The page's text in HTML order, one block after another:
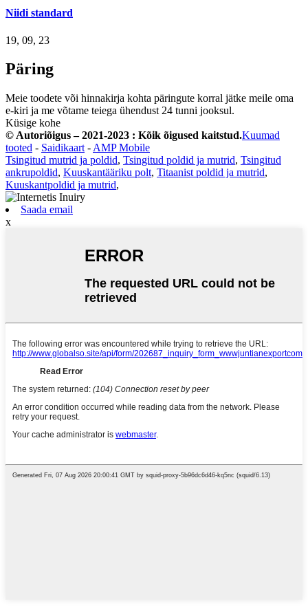
Niidi standard
19, 09, 23
Päring
Meie toodete või hinnakirja kohta päringute korral jätke meile oma
e-kiri ja me võtame teiega ühendust 24 tunni jooksul.
Küsige kohe
© Autoriõigus – 2021-2023 : Kõik õigused kaitstud.Kuumad
tooted - Saidikaart - AMP Mobile
Tsingitud mutrid ja poldid, Tsingitud poldid ja mutrid, Tsingitud
ankrupoldid, Kuuskantääriku polt, Titaanist poldid ja mutrid,
Kuuskantpoldid ja mutrid,
Saada email
x